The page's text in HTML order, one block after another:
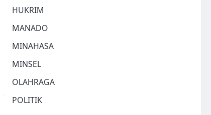
HUKRIM
MANADO
MINAHASA
MINSEL
OLAHRAGA
POLITIK